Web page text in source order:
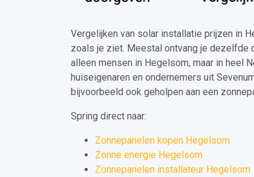
Vergelijken van solar installatie prijzen in
zoals je ziet. Meestal ontvang je dezelfde
alleen mensen in Hegelsom, maar in heel
huiseigenaren en ondernemers uit
bijvoorbeeld ook geholpen aan een
Spring direct naar:
Zonnepanelen kopen Hegelsom
Zonne energie Hegelsom
Zonnepanelen installateur Hegelsom